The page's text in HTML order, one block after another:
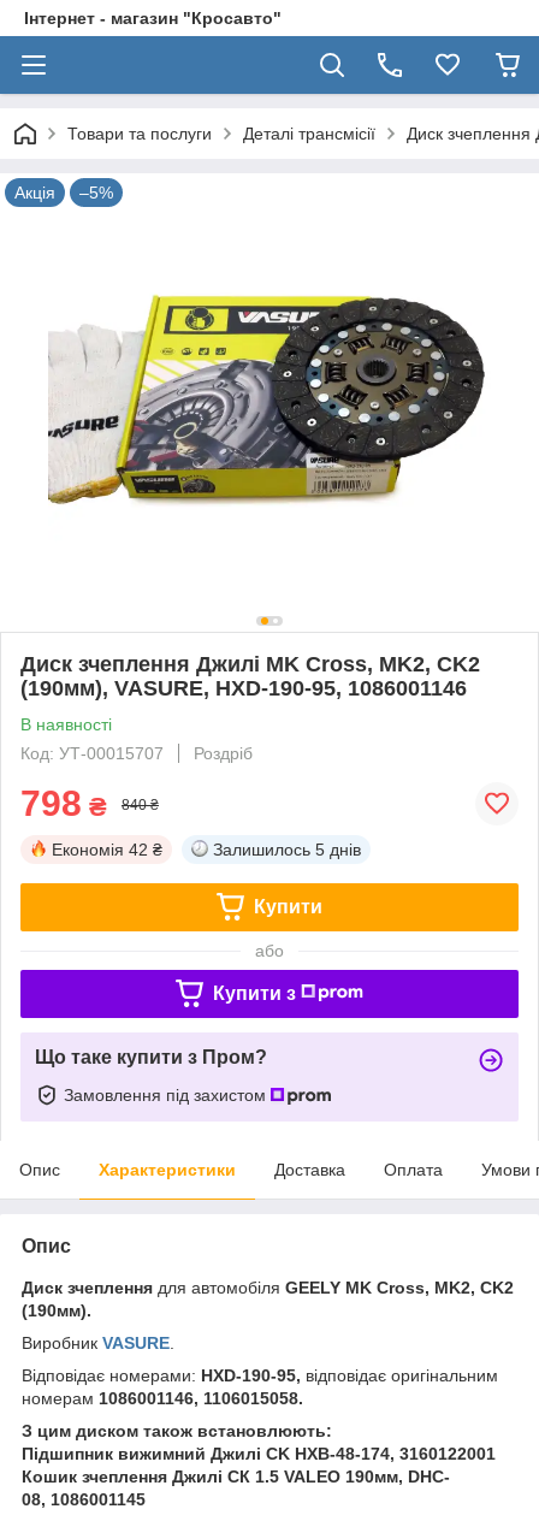
Інтернет - магазин "Кросавто"
Товари та послуги Деталі трансмісії Диск
Акція –5%
Диск зчеплення Джилі MK Cross, MK2, CK2
(190мм), VASURE, HXD-190-95, 1086001146
В наявності
Код: УТ-00015707
Роздріб
798 ₴ 840 ₴
Економія 42 ₴ Залишилось 5 днів
Купити
або
Купити з
Що таке купити з Пром?
Замовлення під захистом
Опис Характеристики Доставка Оплата Умови
Опис
Диск зчеплення для автомобіля GEELY MK Cross, MK2, CK2
(190мм).
Виробник VASURE
Відповідає номерами: HXD-190-95, відповідає оригінальним
номерам 1086001146, 1106015058.
З цим диском також встановлюють:
Підшипник вижимний Джилі CK HXB-48-174, 3160122001
Кошик зчеплення Джилі СК 1.5 VALEO 190мм, DHC-
08, 1086001145